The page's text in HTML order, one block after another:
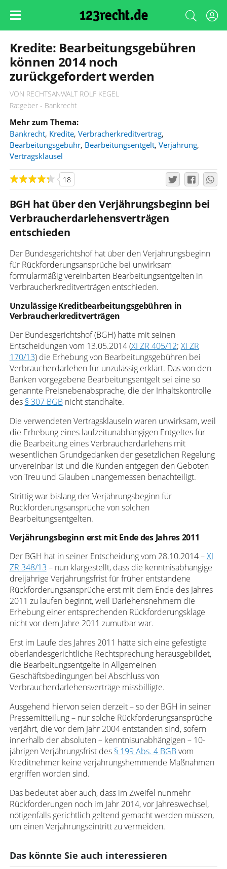
Kredite: Bearbeitungsgebühren
können 2014 noch
zurückgefordert werden
VON RECHTSANWALT ROLF KEGEL
Ratgeber - Bankrecht
Mehr zum Thema:
Bankrecht, Kredite, Verbracherkreditvertrag,
Bearbeitungsgebühr, Bearbeitungsentgelt, Verjährung,
Vertragsklausel
18
BGH hat über den Verjährungsbeginn bei
Verbraucherdarlehensverträgen
entschieden
Der Bundesgerichtshof hat über den Verjährungsbeginn
für Rückforderungsansprüche bei unwirksam
formularmäßig vereinbarten Bearbeitungsentgelten in
Verbraucherkreditverträgen entschieden.
Unzulässige Kreditbearbeitungsgebühren in
Verbraucherkreditverträgen
Der Bundesgerichtshof (BGH) hatte mit seinen
Entscheidungen vom 13.05.2014 (XI ZR 405/12; XI ZR
170/13) die Erhebung von Bearbeitungsgebühren bei
Verbraucherdarlehen für unzulässig erklärt. Das von den
Banken vorgegebene Bearbeitungsentgelt sei eine so
genannte Preisnebenabsprache, die der Inhaltskontrolle
des § 307 BGBnicht standhalte.
Die verwendeten Vertragsklauseln waren unwirksam, weil
die Erhebung eines laufzeitunabhängigen Entgeltes für
die Bearbeitung eines Verbraucherdarlehens mit
wesentlichen Grundgedanken der gesetzlichen Regelung
unvereinbar ist und die Kunden entgegen den Geboten
von Treu und Glauben unangemessen benachteiligt.
Strittig war bislang der Verjährungsbeginn für
Rückforderungsansprüche von solchen
Bearbeitungsentgelten.
Verjährungsbeginn erst mit Ende des Jahres 2011
Der BGH hat in seiner Entscheidung vom 28.10.2014 –XI
ZR 348/13 – nun klargestellt, dass die kenntnisabhängige
dreijährige Verjährungsfrist für früher entstandene
Rückforderungsansprüche erst mit dem Ende des Jahres
2011 zu laufen beginnt, weil Darlehensnehmern die
Erhebung einer entsprechenden Rückforderungsklage
nicht vor dem Jahre 2011 zumutbar war.
Erst im Laufe des Jahres 2011 hätte sich eine gefestigte
oberlandesgerichtliche Rechtsprechung herausgebildet,
die Bearbeitungsentgelte in Allgemeinen
Geschäftsbedingungen bei Abschluss von
Verbraucherdarlehensverträge missbilligte.
Ausgehend hiervon seien derzeit – so der BGH in seiner
Pressemitteilung – nur solche Rückforderungsansprüche
verjährt, die vor dem Jahr 2004 entstanden sind, sofern
innerhalb der absoluten – kenntnisunabhängigen – 10-
jährigen Verjährungsfrist des § 199 Abs. 4 BGBvom
Kreditnehmer keine verjährungshemmende Maßnahmen
ergriffen worden sind.
Das bedeutet aber auch, dass im Zweifel nunmehr
Rückforderungen noch im Jahr 2014, vor Jahreswechsel,
nötigenfalls gerichtlich geltend gemacht werden müssen,
um einen Verjährungseintritt zu vermeiden.
Das könnte Sie auch interessieren